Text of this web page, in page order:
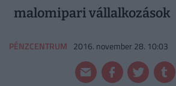
malomipari vállalkozások
PÉNZCENTRUM 2016. november 28. 10:03